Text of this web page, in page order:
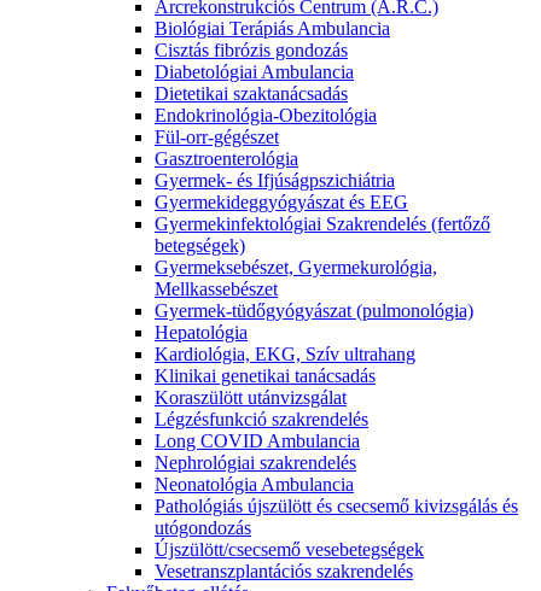
Arcrekonstrukciós Centrum (A.R.C.)
Biológiai Terápiás Ambulancia
Cisztás fibrózis gondozás
Diabetológiai Ambulancia
Dietetikai szaktanácsadás
Endokrinológia-Obezitológia
Fül-orr-gégészet
Gasztroenterológia
Gyermek- és Ifjúságpszichiátria
Gyermekideggyógyászat és EEG
Gyermekinfektológiai Szakrendelés (fertőző
betegségek)
Gyermeksebészet, Gyermekurológia,
Mellkassebészet
Gyermek-tüdőgyógyászat (pulmonológia)
Hepatológia
Kardiológia, EKG, Szív ultrahang
Klinikai genetikai tanácsadás
Koraszülött utánvizsgálat
Légzésfunkció szakrendelés
Long COVID Ambulancia
Nephrológiai szakrendelés
Neonatológia Ambulancia
Pathológiás újszülött és csecsemő kivizsgálás és
utógondozás
Újszülött/csecsemő vesebetegségek
Vesetranszplantációs szakrendelés